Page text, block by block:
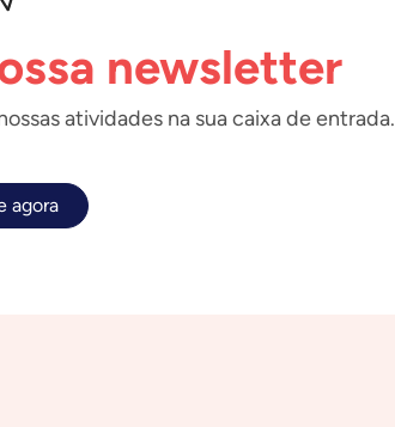
newsletter
atividades na sua caixa de entrada.
agora